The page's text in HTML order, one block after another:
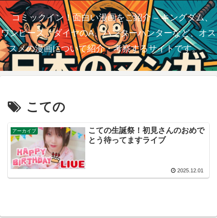
コミックイン！面白い漫画をご紹介 – キングダム、
ワンピース、ダイヤのA、ハンターハンターなど、オス
スメの漫画について紹介・考察するサイトです。
こての
アーカイブ
こての生誕祭！初見さんのおめで
とう待ってますライブ
2025.12.01